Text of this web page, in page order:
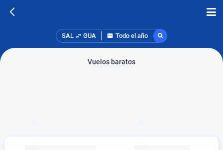
SAL GUA Todo el año
Vuelos baratos